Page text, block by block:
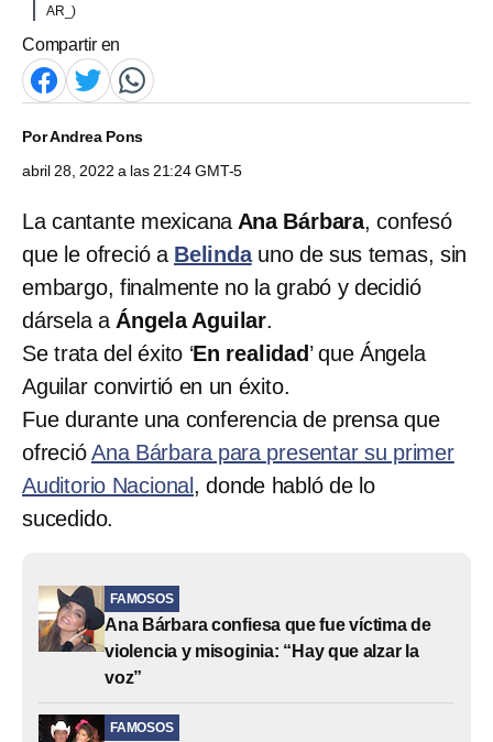
AR_)
Compartir en
PorAndrea Pons
abril 28, 2022 a las 21:24 GMT-5
La cantante mexicana Ana Bárbara, confesó
que le ofreció a Belindauno de sus temas, sin
embargo, finalmente no la grabó y decidió
dársela a Ángela Aguilar.
Se trata del éxito ‘En realidad ’ que Ángela
Aguilar convirtió en un éxito.
Fue durante una conferencia de prensa que
ofrecióAna Bárbara para presentar su primer
Auditorio Nacional , donde habló de lo
sucedido.
FAMOSOS
Ana Bárbara confiesa que fue víctima de
violencia y misoginia: “Hay que alzar la
voz”
FAMOSOS